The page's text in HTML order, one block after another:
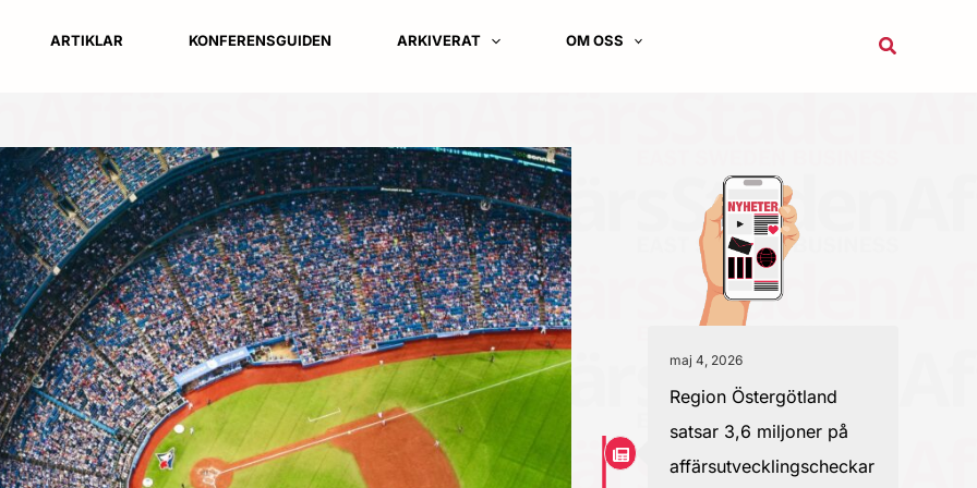
ARTIKLAR KONFERENSGUIDEN ARKIVERAT OM OSS Sök
maj 4, 2026
Region Östergötland
satsar 3,6 miljoner på
affärsutvecklingscheckar